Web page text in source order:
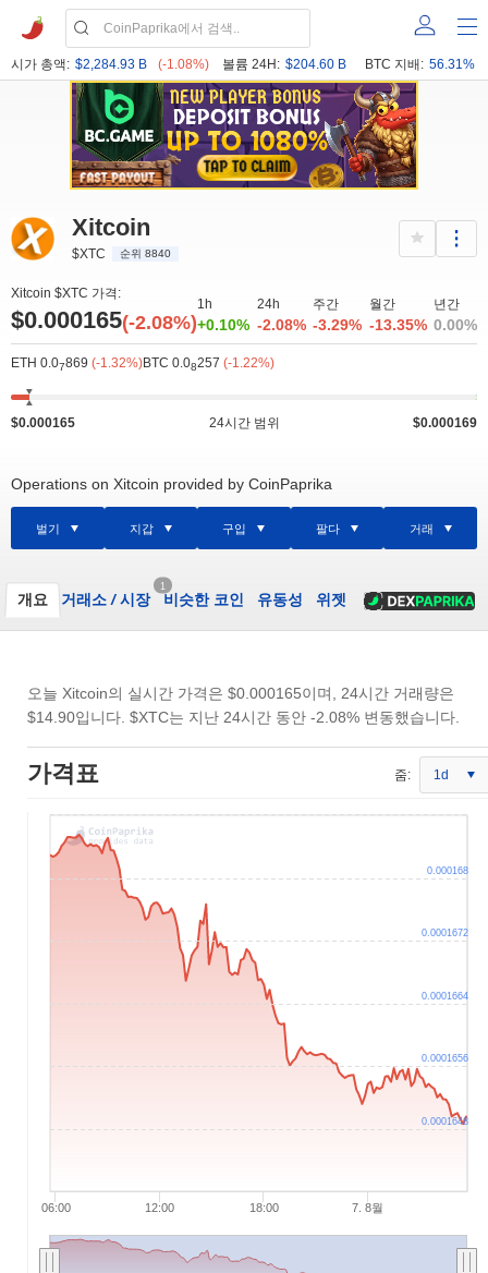
시가 총액: $2,284.93 B (-1.08%) 볼륨 24H: $204.60 B BTC 지배: 56.31%
Xitcoin
$XTC 순위 8840
Xitcoin $XTC 가격:
$0.000165(-2.08%)
1h
+0.10%
24h
-2.08%
주간
-3.29%
월간
-13.35%
년간
0.00%
ETH 0.07869 (-1.32%)BTC 0.08257 (-1.22%)
$0.000165 24시간 범위 $0.000169
Operations on Xitcoin provided by CoinPaprika
벌기 지갑 구입 팔다 거래
개요 거래소 /시장
1
비슷한 코인 유동성 위젯
오늘 Xitcoin의 실시간 가격은 $0.000165이며, 24시간 거래량은
$14.90입니다. $XTC는 지난 24시간 동안 -2.08% 변동했습니다.
가격표 줌: 1d
06:00 12:00 18:00 7. 8월
0.0001648
0.0001656
0.0001664
0.0001672
0.000168